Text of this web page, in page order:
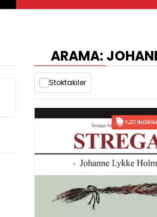
ARAMA:
Stoktakiler
%20 İNDIRIM